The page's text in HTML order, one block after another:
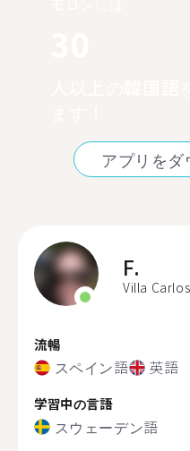
アプリをダ
F.
Villa
流暢
スペイン語 英語
学習中の言語
スウェーデン語